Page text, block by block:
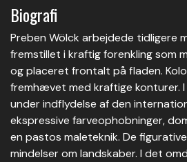
Biografi
Preben Wölck arbejdede tidligere
fremstillet i kraftig forenkling som
og placeret frontalt på fladen.
fremhævet med kraftige konturer.
under indflydelse af den
ekspressive farveophobninger,
en pastos maleteknik. De
mindelser om landskaber. I det